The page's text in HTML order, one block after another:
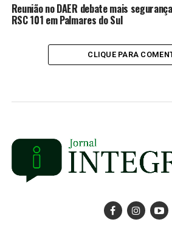
Reunião no DAER debate mais
RSC 101 em Palmares do Sul
CLIQUE PARA